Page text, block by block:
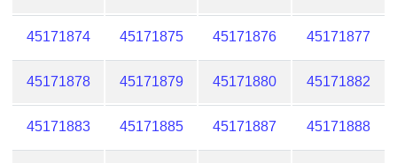
45171874 45171875 45171876 45171877
45171878 45171879 45171880 45171882
45171883 45171885 45171887 45171888